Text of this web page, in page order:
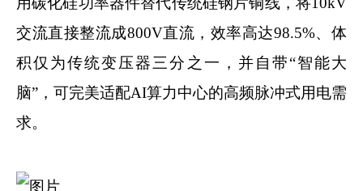
交流直接整流成800V直流，效率高达98.5%、体
积仅为传统变压器三分之一，并自带“智能大
脑”，可完美适配AI算力中心的高频脉冲式用电需
求。